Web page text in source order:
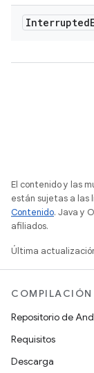
Interrupted
El contenido y las
están sujetas a las
Contenido. Java y
afiliados.
Última
COMPILACIÓN
Repositorio de
Requisitos
Descarga